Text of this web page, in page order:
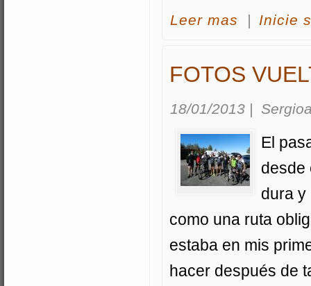
Leer mas acerca Fotos
| Inicie
FOTOS
18/01/2013 |
El
desde
dura y
como una ruta
estaba en mis
hacer después de